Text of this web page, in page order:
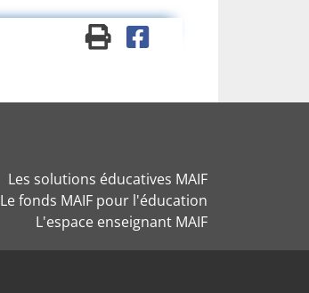
Les solutions éducatives MAIF
Le fonds MAIF pour l'éducation
L'espace enseignant MAIF